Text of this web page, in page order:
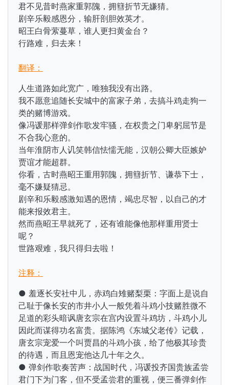
君不见昔时燕家重郭隗，拥篲折节无嫌猜。
剧辛乐毅感恩分，输肝剖胆效英才。
昭王白骨萦蔓草，谁人更扫黄金台？
行路难，归去来！
翻译：
人生道路如此宽广，唯独我没有出路。
我不愿意追随长安城中的富家子弟，去搞斗鸡走狗一
类的赌博游戏。
像冯谖那样弹剑作歌发牢骚，在权贵之门卑躬屈节是
不合我心意的。
当年淮阴市人讥笑韩信怯懦无能，汉朝公卿大臣嫉妒
贾谊才能超群。
你看，古时燕昭王重用郭隗，拥篲折节、谦恭下士，
毫不嫌疑猜忌。
剧辛和乐毅感激知遇的恩情，竭忠尽智，以自己的才
能来报效君主。
然而燕昭王早就死了，还有谁能像他那样重用贤士
呢？
世路艰难，我只得归去啦！
注释：
● 羞逐长安社中儿，赤鸡白雉赌梨栗：字面上是说自
己耻于像长安的市井小人一般凭着斗鸡小技赌胜微不
足道的彩头暗讽唐玄宗在宫内设置斗鸡坊，斗鸡小儿
因此而谋得功名富贵。据陈鸿《东城父老传》记载，
唐玄宗宠爱一个叫贾昌的斗鸡小孩，给了他极其珍贵
的待遇，而且恩宠他达几十年之久。
● 弹剑作歌奏苦声：战国时代，冯谖投齐国贵族孟尝
君门下为门客，但不受孟尝君的重视，便三番弹剑作